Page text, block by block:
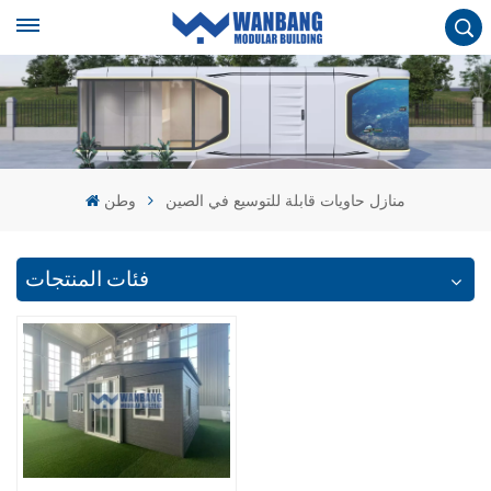
وطن منازل حاويات قابلة للتوسيع في الصين
فئات المنتجات